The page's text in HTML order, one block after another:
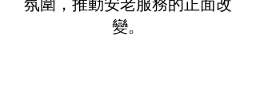
氛圍，推動安老服務的正面改
變。